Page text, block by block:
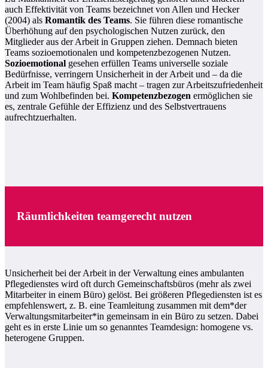
auch Effektivität von Teams bezeichnet von Allen und Hecker
(2004) als Romantik des Teams. Sie führen diese romantische
Überhöhung auf den psychologischen Nutzen zurück, den
Mitglieder aus der Arbeit in Gruppen ziehen. Demnach bieten
Teams sozioemotionalen und kompetenzbezogenen Nutzen.
Sozioemotional gesehen erfüllen Teams universelle soziale
Bedürfnisse, verringern Unsicherheit in der Arbeit und – da die
Arbeit im Team häufig Spaß macht – tragen zur Arbeitszufriedenheit
und zum Wohlbefinden bei. Kompetenzbezogen ermöglichen sie
es, zentrale Gefühle der Effizienz und des Selbstvertrauens
aufrechtzuerhalten.
Räumlichkeiten teamgerecht nutzen
Unsicherheit bei der Arbeit in der Verwaltung eines ambulanten
Pflegedienstes wird oft durch Gemeinschaftsbüros (mehr als zwei
Mitarbeiter in einem Büro) gelöst. Bei größeren Pflegediensten ist es
empfehlenswert, z. B. eine Teamleitung zusammen mit dem*der
Verwaltungsmitarbeiter*in gemeinsam in ein Büro zu setzen. Dabei
geht es in erste Linie um so genanntes Teamdesign: homogene vs.
heterogene Gruppen.